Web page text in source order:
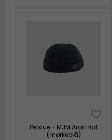
Pelslue - MJM Aron Hat
(mørkeblå)